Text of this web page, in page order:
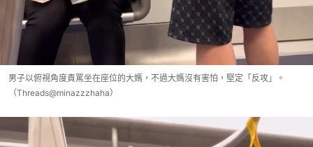
男子以俯視角度責罵坐在座位的大媽，不過大媽沒有害怕，堅定「反攻」。
（Threads@minazzzhaha）